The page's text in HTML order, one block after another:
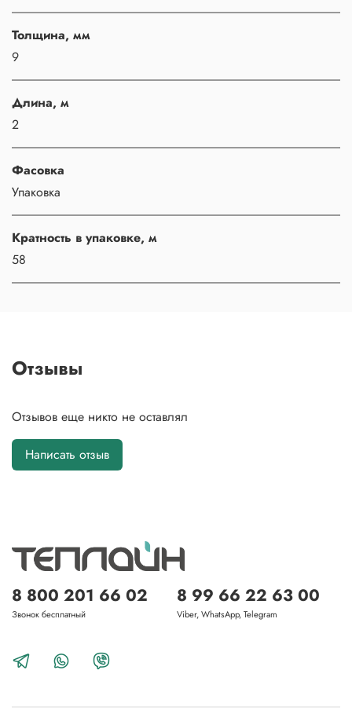
Толщина, мм
9
Длина, м
2
Фасовка
Упаковка
Кратность в упаковке, м
58
Отзывы
Отзывов еще никто не оставлял
Написать отзыв
8 800 201 66 02
Звонок бесплатный
8 99 66 22 63 00
Viber, WhatsApp, Telegram